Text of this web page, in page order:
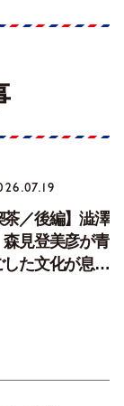
茶／後編】澁澤
見登美彦が青
た文化が息づ